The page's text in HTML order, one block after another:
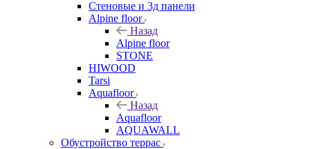
Стеновые и 3д панели
Alpine floor
Назад
Alpine floor
STONE
HIWOOD
Tarsi
Aquafloor
Назад
Aquafloor
AQUAWALL
Обустройство террас